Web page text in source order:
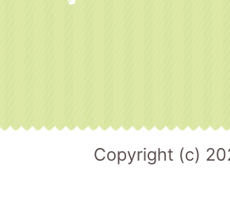
Copyright (c)